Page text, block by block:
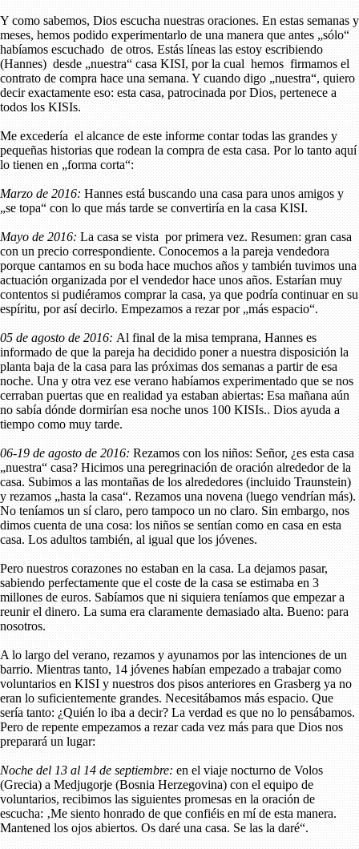
Y como sabemos, Dios escucha nuestras oraciones. En estas semanas y
meses, hemos podido experimentarlo de una manera que antes „sólo“
habíamos escuchado de otros. Estás líneas las estoy escribiendo
(Hannes) desde „nuestra“ casa KISI, por la cual hemos firmamos el
contrato de compra hace una semana. Y cuando digo „nuestra“, quiero
decir exactamente eso: esta casa, patrocinada por Dios, pertenece a
todos los KISIs.
Me excedería el alcance de este informe contar todas las grandes y
pequeñas historias que rodean la compra de esta casa. Por lo tanto aquí
lo tienen en „forma corta“:
Marzo de 2016:Hannes está buscando una casa para unos amigos y
„se topa“ con lo que más tarde se convertiría en la casa KISI.
Mayo de 2016:La casa se vista por primera vez. Resumen: gran casa
con un precio correspondiente. Conocemos a la pareja vendedora
porque cantamos en su boda hace muchos años y también tuvimos una
actuación organizada por el vendedor hace unos años. Estarían muy
contentos si pudiéramos comprar la casa, ya que podría continuar en su
espíritu, por así decirlo. Empezamos a rezar por „más espacio“.
05 de agosto de 2016:Al final de la misa temprana, Hannes es
informado de que la pareja ha decidido poner a nuestra disposición la
planta baja de la casa para las próximas dos semanas a partir de esa
noche. Una y otra vez ese verano habíamos experimentado que se nos
cerraban puertas que en realidad ya estaban abiertas: Esa mañana aún
no sabía dónde dormirían esa noche unos 100 KISIs.. Dios ayuda a
tiempo como muy tarde.
06-19 de agosto de 2016:Rezamos con los niños: Señor, ¿es esta casa
„nuestra“ casa? Hicimos una peregrinación de oración alrededor de la
casa. Subimos a las montañas de los alrededores (incluido Traunstein)
y rezamos „hasta la casa“. Rezamos una novena (luego vendrían más).
No teníamos un sí claro, pero tampoco un no claro. Sin embargo, nos
dimos cuenta de una cosa: los niños se sentían como en casa en esta
casa. Los adultos también, al igual que los jóvenes.
Pero nuestros corazones no estaban en la casa. La dejamos pasar,
sabiendo perfectamente que el coste de la casa se estimaba en 3
millones de euros. Sabíamos que ni siquiera teníamos que empezar a
reunir el dinero. La suma era claramente demasiado alta. Bueno: para
nosotros.
A lo largo del verano, rezamos y ayunamos por las intenciones de un
barrio. Mientras tanto, 14 jóvenes habían empezado a trabajar como
voluntarios en KISI y nuestros dos pisos anteriores en Grasberg ya no
eran lo suficientemente grandes. Necesitábamos más espacio. Que
sería tanto: ¿Quién lo iba a decir? La verdad es que no lo pensábamos.
Pero de repente empezamos a rezar cada vez más para que Dios nos
preparará un lugar:
Noche del 13 al 14 de septiembre:en el viaje nocturno de Volos
(Grecia) a Medjugorje (Bosnia Herzegovina) con el equipo de
voluntarios, recibimos las siguientes promesas en la oración de
escucha: ‚Me siento honrado de que confiéis en mí de esta manera.
Mantened los ojos abiertos. Os daré una casa. Se las la daré“.